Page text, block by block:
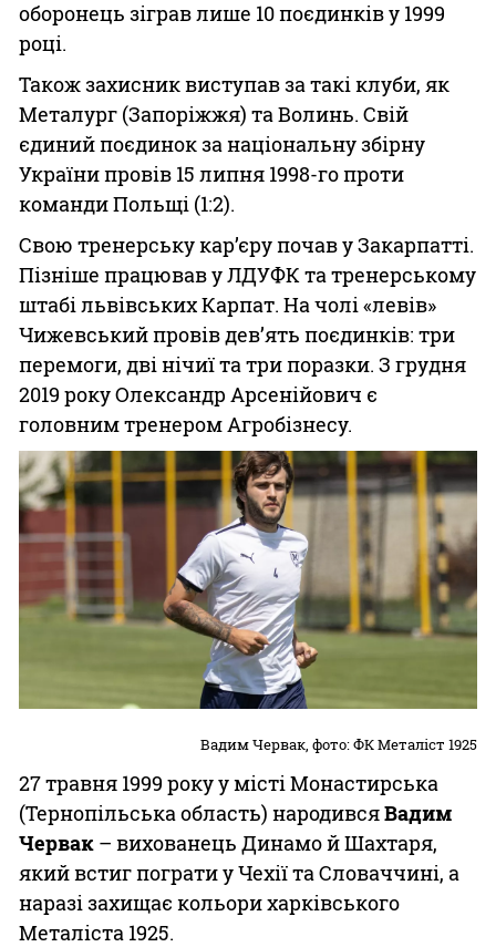
оборонець зіграв лише 10 поєдинків у 1999
році.
Також захисник виступав за такі клуби, як
Металург (Запоріжжя) та Волинь. Свій
єдиний поєдинок за національну збірну
України провів 15 липня 1998-го проти
команди Польщі (1:2).
Свою тренерську кар’єру почав у Закарпатті.
Пізніше працював у ЛДУФК та тренерському
штабі львівських Карпат. На чолі «левів»
Чижевський провів дев’ять поєдинків: три
перемоги, дві нічиї та три поразки. З грудня
2019 року Олександр Арсенійович є
головним тренером Агробізнесу.
Вадим Червак, фото: ФК Металіст 1925
27 травня 1999 року у місті Монастирська
(Тернопільська область) народивсяВадим
Червак – вихованець Динамо й Шахтаря,
який встиг пограти у Чехії та Словаччині, а
наразі захищає кольори харківського
Металіста 1925.